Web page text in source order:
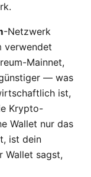
-Netzwerk
verwendet
Mainnet,
— was
ist,
Krypto-
Wallet nur das
ist dein
Wallet sagst,